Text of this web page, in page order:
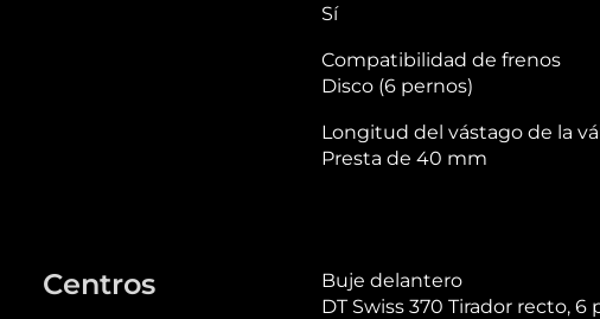
Sí
Compatibilidad de frenos
Disco (6 pernos)
Longitud del vástago de la
Presta de 40 mm
Centros
Buje delantero
DT Swiss 370 Tirador recto,